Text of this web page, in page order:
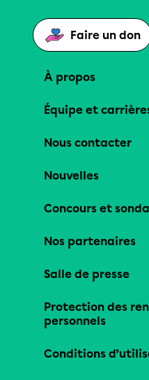
Faire un don
À propos
Équipe et
Nous contacter
Nouvelles
Concours et
Nos partenaires
Salle de presse
Protection des
personnels
Conditions